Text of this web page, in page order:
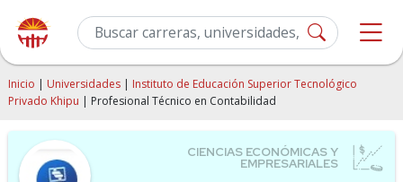
Inicio | Universidades | Instituto de Educación Superior Tecnológico
Privado Khipu | Profesional Técnico en Contabilidad